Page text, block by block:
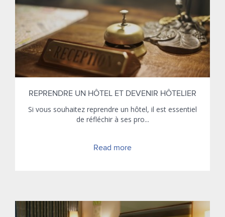
REPRENDRE UN HÔTEL ET DEVENIR HÔTELIER
Si vous souhaitez reprendre un hôtel, il est essentiel
de réfléchir à ses pro...
Read more